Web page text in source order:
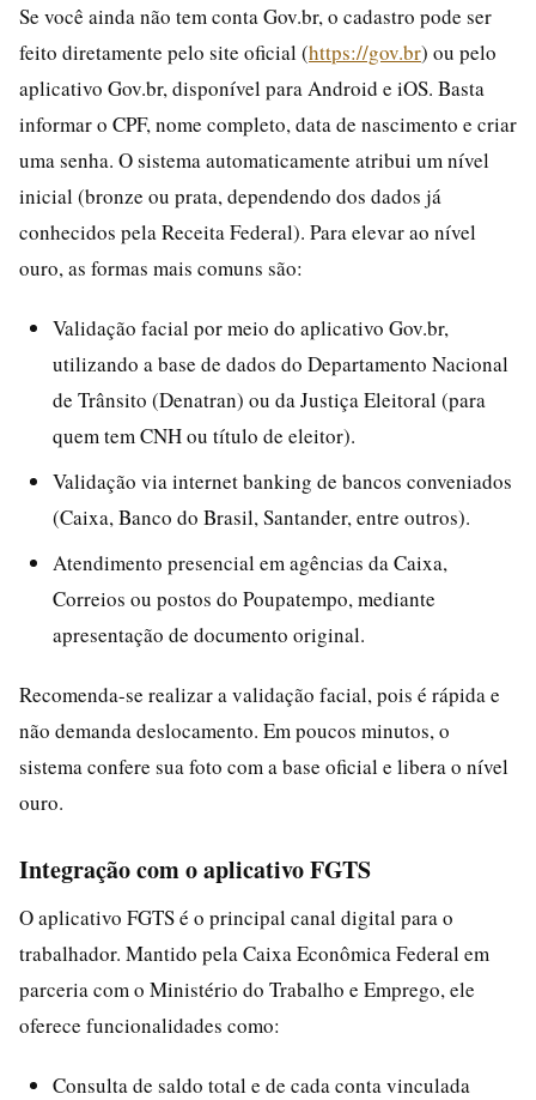
Se você ainda não tem conta Gov.br, o cadastro pode ser
feito diretamente pelo site oficial (https://gov.br) ou pelo
aplicativo Gov.br, disponível para Android e iOS. Basta
informar o CPF, nome completo, data de nascimento e criar
uma senha. O sistema automaticamente atribui um nível
inicial (bronze ou prata, dependendo dos dados já
conhecidos pela Receita Federal). Para elevar ao nível
ouro, as formas mais comuns são:
Validação facial por meio do aplicativo Gov.br,
utilizando a base de dados do Departamento Nacional
de Trânsito (Denatran) ou da Justiça Eleitoral (para
quem tem CNH ou título de eleitor).
Validação via internet banking de bancos conveniados
(Caixa, Banco do Brasil, Santander, entre outros).
Atendimento presencial em agências da Caixa,
Correios ou postos do Poupatempo, mediante
apresentação de documento original.
Recomenda-se realizar a validação facial, pois é rápida e
não demanda deslocamento. Em poucos minutos, o
sistema confere sua foto com a base oficial e libera o nível
ouro.
Integração com o aplicativo FGTS
O aplicativo FGTS é o principal canal digital para o
trabalhador. Mantido pela Caixa Econômica Federal em
parceria com o Ministério do Trabalho e Emprego, ele
oferece funcionalidades como:
Consulta de saldo total e de cada conta vinculada